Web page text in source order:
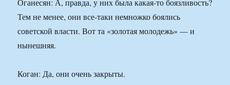
Оганесян: А, правда, у них была какая-то боязливость?
Тем не менее, они все-таки немножко боялись
советской власти. Вот та «золотая молодежь» — и
нынешняя.
Коган: Да, они очень закрыты.